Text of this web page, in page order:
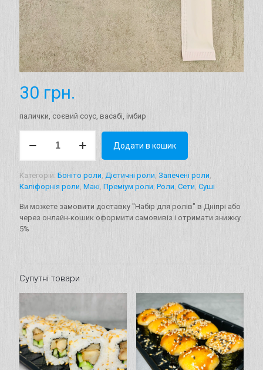
30 грн.
палички, соєвий соус, васабі, імбир
для
Додати в кошик
Категорій: Боніто роли, Дієтичні роли, Запечені роли,
Каліфорнія роли, Макі, Преміум роли, Роли, Сети, Суші
Ви можете замовити доставку "Набір для ролів" в Дніпрі або
через онлайн-кошик оформити самовивіз і отримати знижку
5%
Супутні товари